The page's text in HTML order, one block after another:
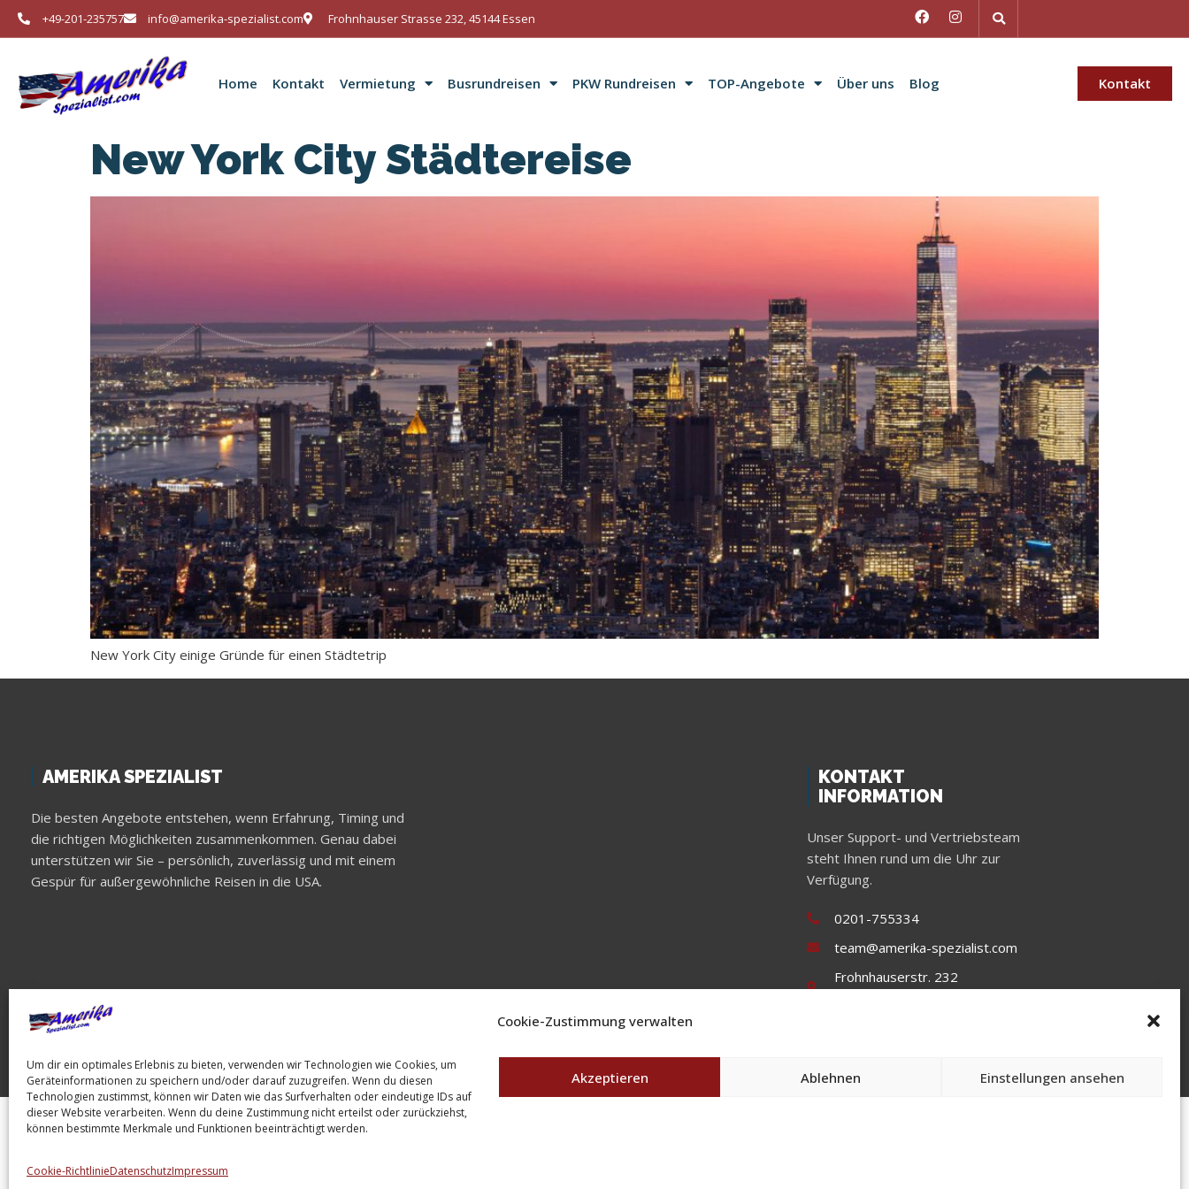
Cookie-Zustimmung verwalten
Um dir ein optimales Erlebnis zu bieten, verwenden wir Technologien wie Cookies, um
Geräteinformationen zu speichern und/oder darauf zuzugreifen. Wenn du diesen
Technologien zustimmst, können wir Daten wie das Surfverhalten oder eindeutige IDs auf
dieser Website verarbeiten. Wenn du deine Zustimmung nicht erteilst oder zurückziehst,
können bestimmte Merkmale und Funktionen beeinträchtigt werden.
Akzeptieren Ablehnen Einstellungen ansehen
Cookie-RichtlinieDatenschutzImpressum
+49-201-235757 info@amerika-spezialist.com Frohnhauser Strasse 232, 45144 Essen
Home Kontakt Vermietung Busrundreisen PKW Rundreisen TOP-Angebote Über uns Blog Kontakt
New York City Städtereise
New York City einige Gründe für einen Städtetrip
AMERIKA SPEZIALIST
Die besten Angebote entstehen, wenn Erfahrung, Timing und
die richtigen Möglichkeiten zusammenkommen. Genau dabei
unterstützen wir Sie – persönlich, zuverlässig und mit einem
Gespür für außergewöhnliche Reisen in die USA.
KONTAKT
INFORMATION
Unser Support- und Vertriebsteam
steht Ihnen rund um die Uhr zur
Verfügung.
0201-755334
team@amerika-spezialist.com
Frohnhauserstr. 232